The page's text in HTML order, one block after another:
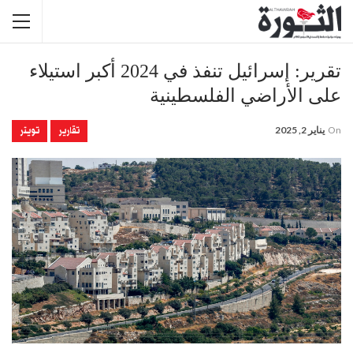
تقرير: إسرائيل تنفذ في 2024 أكبر استيلاء
على الأراضي الفلسطينية
تقارير تويتر On يناير 2, 2025